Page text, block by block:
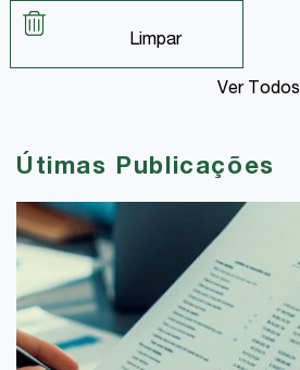
Limpar
Ver Todos
Útimas Publicações